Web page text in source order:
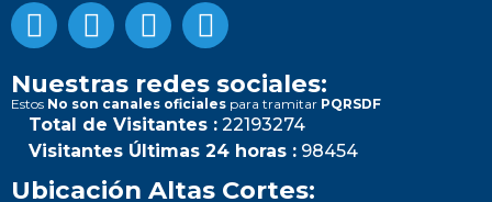
Nuestras redes sociales:
Estos No son canales oficiales para tramitar PQRSDF
Total de Visitantes : 22193274
Visitantes Últimas 24 horas : 98454
Ubicación Altas Cortes: